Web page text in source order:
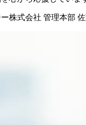
株式会社 管理本部